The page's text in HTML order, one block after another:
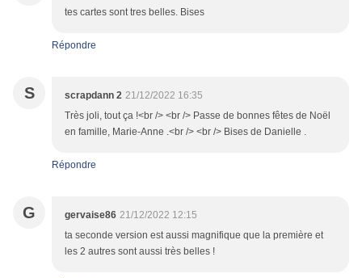
tes cartes sont tres belles. Bises
Répondre
S scrapdann 2 21/12/2022 16:35
Très joli, tout ça !<br /> <br /> Passe de bonnes fêtes de Noël
en famille, Marie-Anne .<br /> <br /> Bises de Danielle .
Répondre
G gervaise86 21/12/2022 12:15
ta seconde version est aussi magnifique que la première et
les 2 autres sont aussi très belles !